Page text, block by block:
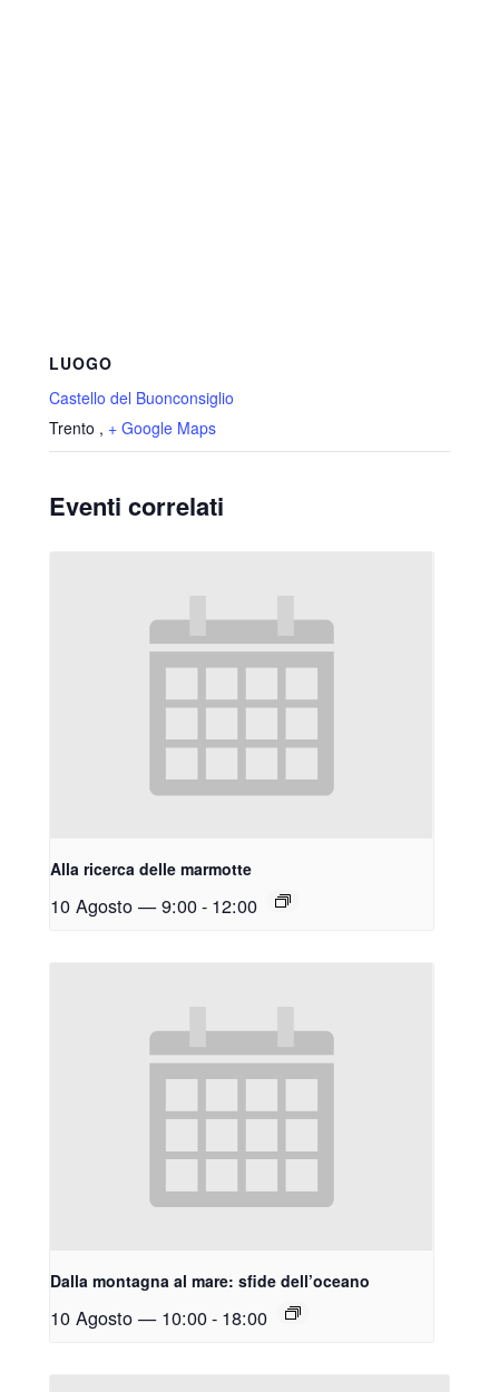
LUOGO
Castello del Buonconsiglio
Trento , + Google Maps
Eventi correlati
Alla ricerca delle marmotte
10 Agosto — 9:00- 12:00
Dalla montagna al mare: sfide dell’oceano
10 Agosto — 10:00- 18:00